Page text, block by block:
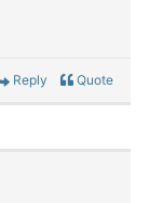
Reply Quote